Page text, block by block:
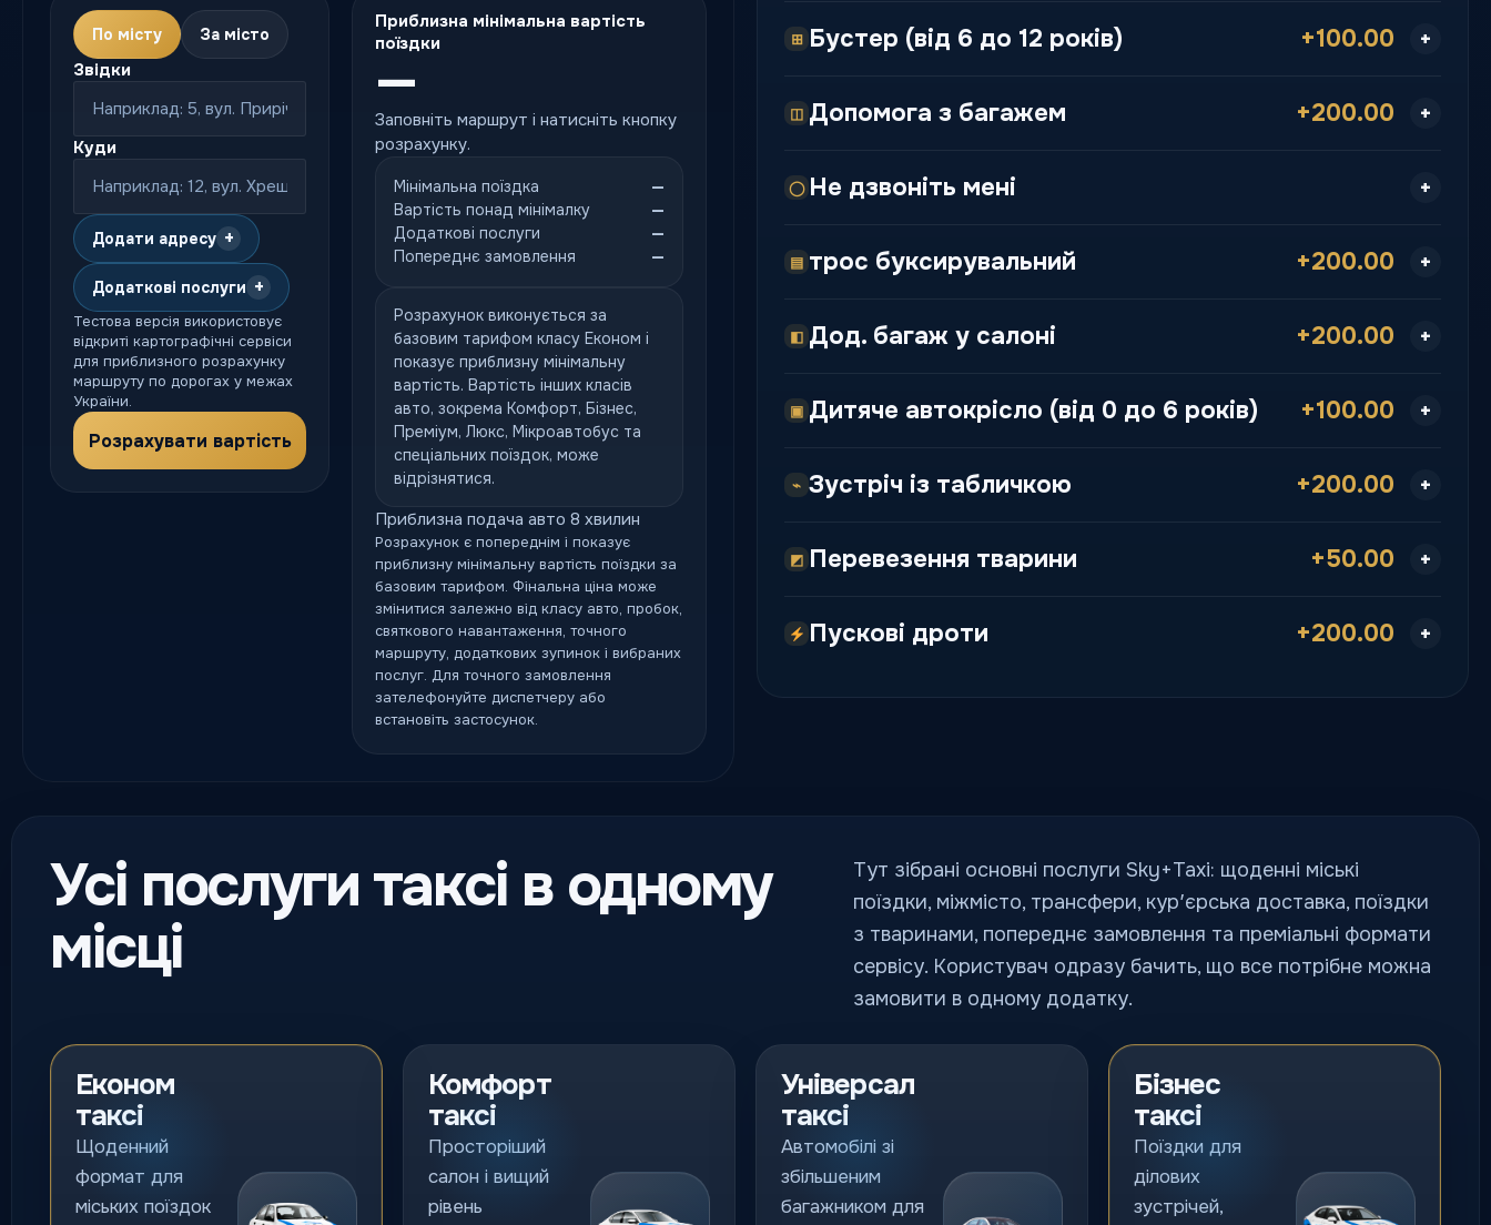
По місту За місто
Звідки
Куди
Додати адресу +
Додаткові послуги +
Тестова версія використовує
відкриті картографічні сервіси
для приблизного розрахунку
маршруту по дорогах у межах
України.
Розрахувати вартість
Приблизна мінімальна вартість
поїздки
—
Заповніть маршрут і натисніть кнопку
розрахунку.
Мінімальна поїздка
—
Вартість понад мінімалку
—
Додаткові послуги
—
Попереднє замовлення
—
Розрахунок виконується за
базовим тарифом класу Економ і
показує приблизну мінімальну
вартість. Вартість інших класів
авто, зокрема Комфорт, Бізнес,
Преміум, Люкс, Мікроавтобус та
спеціальних поїздок, може
відрізнятися.
Приблизна подача авто 8 хвилин
Розрахунок є попереднім і показує
приблизну мінімальну вартість поїздки за
базовим тарифом. Фінальна ціна може
змінитися залежно від класу авто, пробок,
святкового навантаження, точного
маршруту, додаткових зупинок і вибраних
послуг. Для точного замовлення
зателефонуйте диспетчеру або
встановіть застосунок.
⊞ Бустер (від 6 до 12 років) +100.00
◫ Допомога з багажем +200.00
◯ Не дзвоніть мені
▤ трос буксирувальний +200.00
◧ Дод. багаж у салоні +200.00
▣ Дитяче автокрісло (від 0 до 6 років) +100.00
⌁ Зустріч із табличкою +200.00
◩ Перевезення тварини +50.00
Пускові дроти +200.00
Усі послуги таксі в одному
місці
Тут зібрані основні послуги Sky+Taxi: щоденні міські
поїздки, міжмісто, трансфери, курʼєрська доставка, поїздки
з тваринами, попереднє замовлення та преміальні формати
сервісу. Користувач одразу бачить, що все потрібне можна
замовити в одному додатку.
Економ
таксі
Щоденний
формат для
міських поїздок
Комфорт
таксі
Просторіший
салон і вищий
рівень
Універсал
таксі
Автомобілі зі
збільшеним
багажником для
Бізнес
таксі
Поїздки для
ділових
зустрічей,